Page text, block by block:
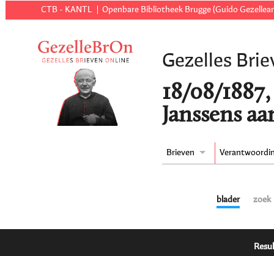
CTB - KANTL Openbare Bibliotheek Brugge (Guido
Gezelles
18/08/
Janssens
Brieven
blader zoek